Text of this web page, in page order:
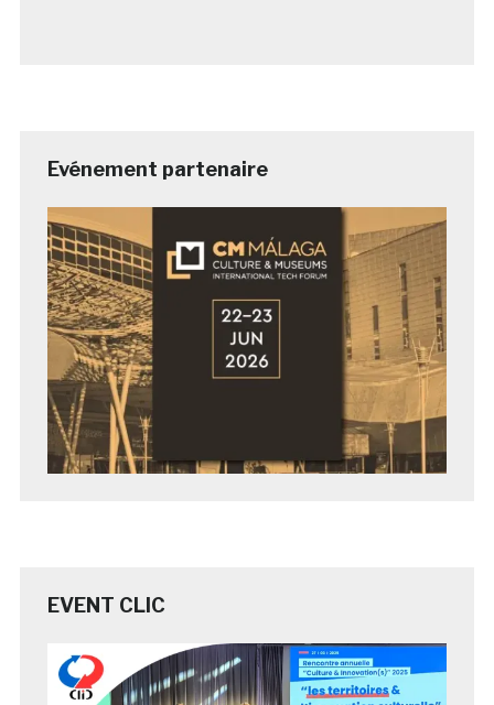
Evénement partenaire
EVENT CLIC